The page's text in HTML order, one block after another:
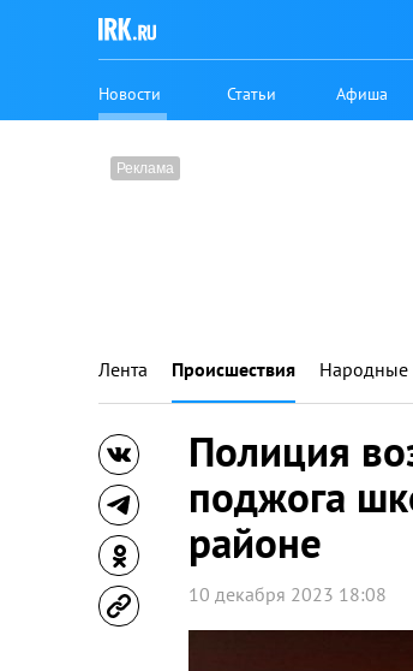
Новости Статьи Афиша
Лента Происшествия Народные
Полиция
поджога
районе
10 декабря 2023 18:08